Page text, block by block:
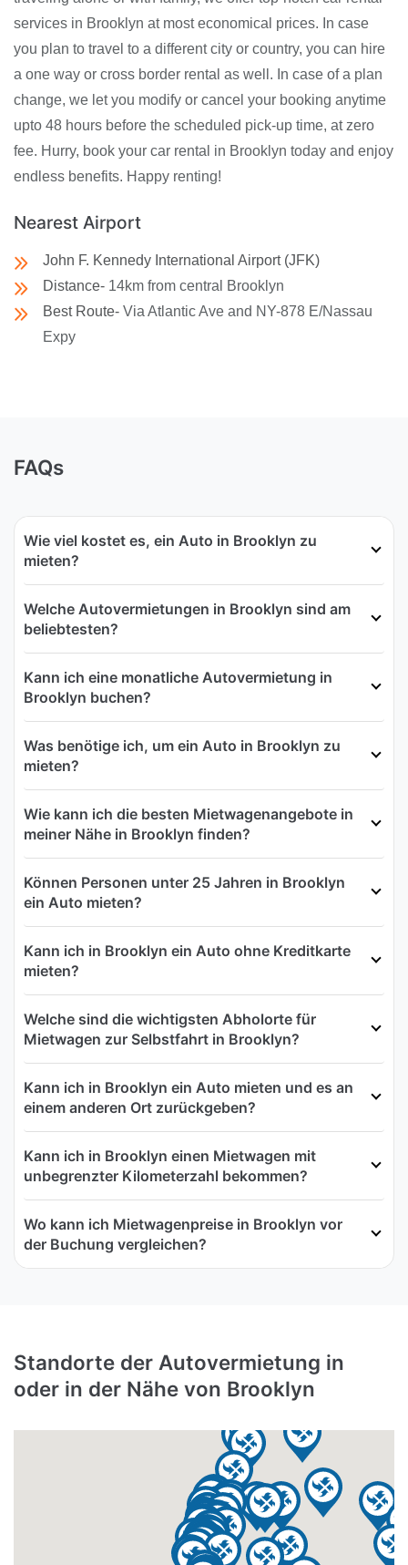
services in Brooklyn at most economical prices. In case
you plan to travel to a different city or country, you can hire
a one way or cross border rental as well. In case of a plan
change, we let you modify or cancel your booking anytime
upto 48 hours before the scheduled pick-up time, at zero
fee. Hurry, book your car rental in Brooklyn today and enjoy
endless benefits. Happy renting!
Nearest Airport
John F. Kennedy International Airport (JFK)
Distance- 14km from central Brooklyn
Best Route- Via Atlantic Ave and NY-878 E/Nassau
Expy
FAQs
Wie viel kostet es, ein Auto in Brooklyn zu
mieten?
Welche Autovermietungen in Brooklyn sind am
beliebtesten?
Kann ich eine monatliche Autovermietung in
Brooklyn buchen?
Was benötige ich, um ein Auto in Brooklyn zu
mieten?
Wie kann ich die besten Mietwagenangebote in
meiner Nähe in Brooklyn finden?
Können Personen unter 25 Jahren in Brooklyn
ein Auto mieten?
Kann ich in Brooklyn ein Auto ohne Kreditkarte
mieten?
Welche sind die wichtigsten Abholorte für
Mietwagen zur Selbstfahrt in Brooklyn?
Kann ich in Brooklyn ein Auto mieten und es an
einem anderen Ort zurückgeben?
Kann ich in Brooklyn einen Mietwagen mit
unbegrenzter Kilometerzahl bekommen?
Wo kann ich Mietwagenpreise in Brooklyn vor
der Buchung vergleichen?
Standorte der Autovermietung in
oder in der Nähe von Brooklyn